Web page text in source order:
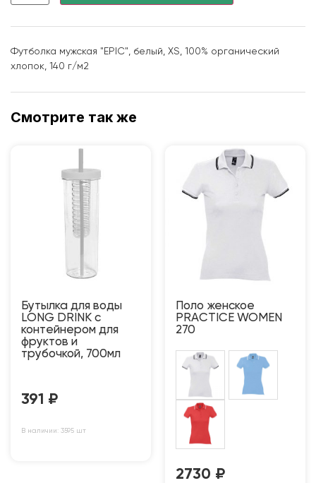
Футболка мужская "EPIC", белый, XS, 100% органический
хлопок, 140 г/м2
Смотрите так же
Бутылка для воды
LONG DRINK с
контейнером для
фруктов и
трубочкой, 700мл
391 ₽
В наличии: 3595 шт
Поло женское
PRACTICE WOMEN
270
2730 ₽